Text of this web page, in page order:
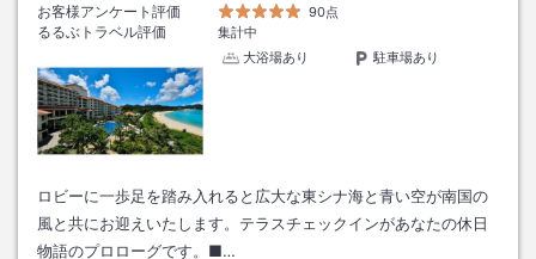
お客様アンケート評価
90点
るるぶトラベル評価
集計中
大浴場あり
駐車場あり
ロビーに一歩足を踏み入れると広大な東シナ海と青い空が南国の
風と共にお迎えいたします。テラスチェックインがあなたの休日
物語のプロローグです。■…